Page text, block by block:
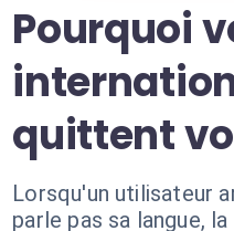
Pourquoi
quittent
Lorsqu'un utilisateur
parle pas sa langue,